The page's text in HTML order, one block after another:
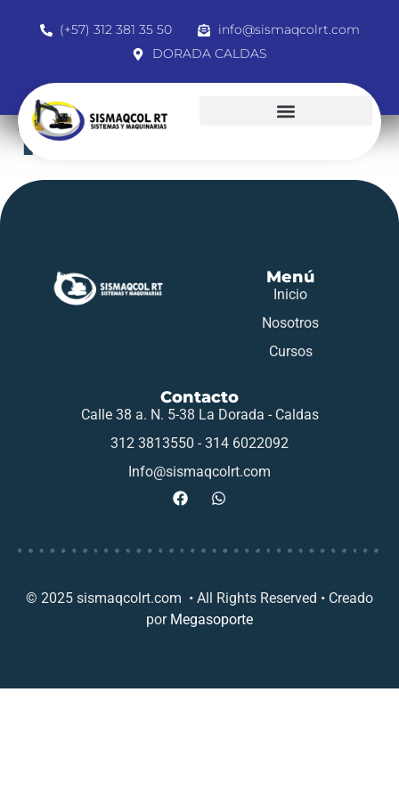
(+57) 312 381 35 50
info@sismaqcolrt.com
DORADA CALDAS
1105781663
Menú
Inicio
Nosotros
Cursos
Contacto
Calle 38 a. N. 5-38 La Dorada - Caldas
312 3813550 - 314 6022092
Info@sismaqcolrt.com
© 2025 sismaqcolrt.com • All Rights Reserved • Creado
por Megasoporte